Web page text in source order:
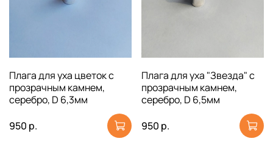
Плага для уха цветок с
прозрачным камнем,
серебро, D 6,3мм
950 р.
Плага для уха "Звезда" с
прозрачным камнем,
серебро, D 6,5мм
950 р.